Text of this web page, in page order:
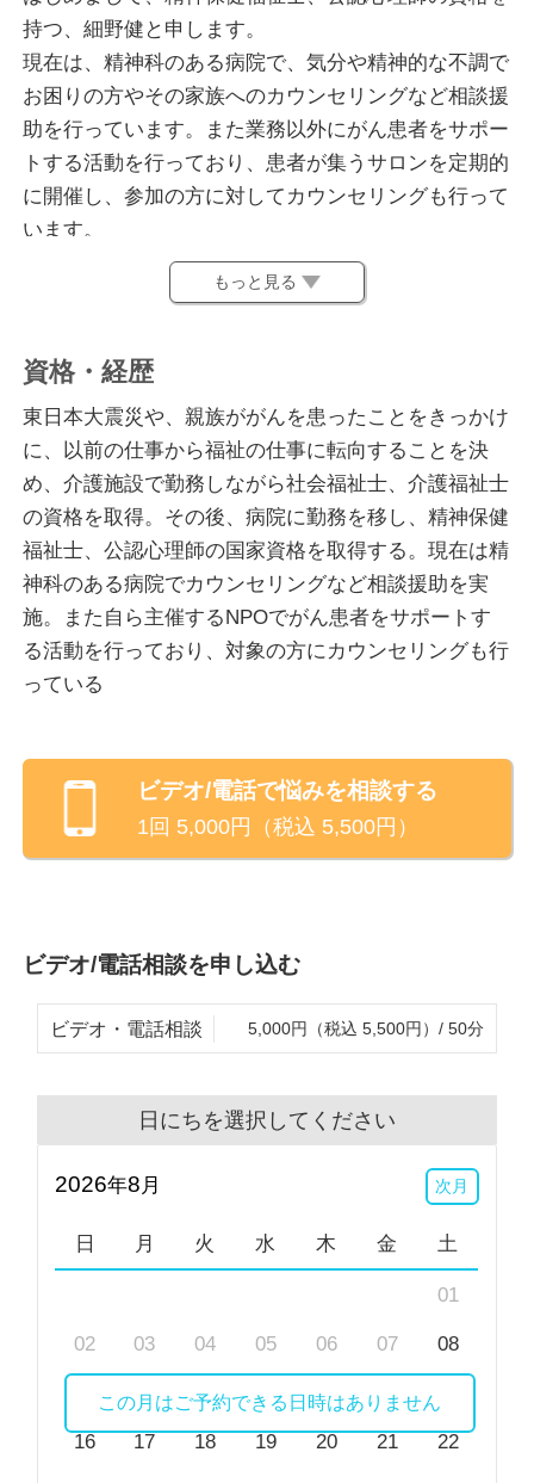
持つ、細野健と申します。
現在は、精神科のある病院で、気分や精神的な不調で
お困りの方やその家族へのカウンセリングなど相談援
助を行っています。また業務以外にがん患者をサポー
トする活動を行っており、患者が集うサロンを定期的
に開催し、参加の方に対してカウンセリングも行って
います。
気分の落ち込みや、生きづらさ、お悩みなど、解決が
きないと聞きます。やみくもに励まされたり、必要以
上に心配されたり、知り合いに他言されたり・・・
まずは安心してお話をしていただけるよう努めてまい
ります。もちろんあなたの秘密を厳守します。かかえ
ているお悩みや問題を、一緒に考えて一歩ずつ気持ち
が穏やかになるよう歩んでいければと思います
私自身も自分が何をすればいいのか、ずいぶん悩んで
と会ったり、いろいろな仕事にトライしたり。豊かな
生活環境を求めて都心から離れたところに移住もしま
した。そんな経験に何か接点があるようでしたらお話
聞かせていただきます
よう努力していきます
カメラをオフにして相談を行うことも可能です。
もっと見る
資格・経歴
東日本大震災や、親族ががんを患ったことをきっかけ
に、以前の仕事から福祉の仕事に転向することを決
め、介護施設で勤務しながら社会福祉士、介護福祉士
の資格を取得。その後、病院に勤務を移し、精神保健
福祉士、公認心理師の国家資格を取得する。現在は精
神科のある病院でカウンセリングなど相談援助を実
施。また自ら主催するNPOでがん患者をサポートす
る活動を行っており、対象の方にカウンセリングも行
っている
ビデオ/電話で悩みを相談する
1回 5,000円（税込 5,500円）
ビデオ/電話相談を申し込む
ビデオ・電話相談 5,000円（税込 5,500円）/ 50分
日にちを選択してください
2026年8 月 次月
日 月 火 水 木 金 土
01
02 03 04 05 06 07 08
10 11 12 13 14
16 17 18 19 20 21 22
この月はご予約できる日時はありません